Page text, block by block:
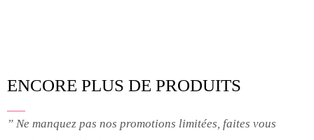
ENCORE PLUS DE PRODUITS
” Ne manquez pas nos promotions limitées, faites vous